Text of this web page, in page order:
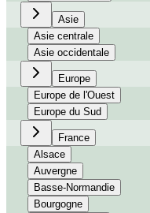
Asie
Asie centrale
Asie occidentale
Europe
Europe de l'Ouest
Europe du Sud
France
Alsace
Auvergne
Basse-Normandie
Bourgogne